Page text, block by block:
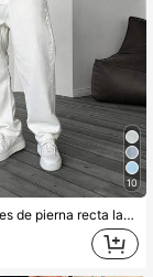
10
Jeans casuales de pierna recta lavados estilo Y2K para hombres, pantalones vaqueros minimalistas de denim negro